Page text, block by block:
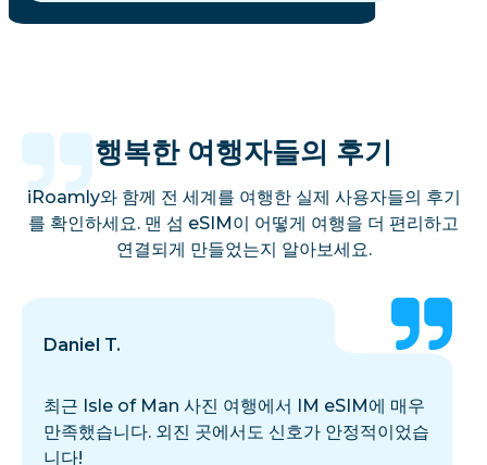
행복한 여행자들의 후기
iRoamly와 함께 전 세계를 여행한 실제 사용자들의 후기
를 확인하세요. 맨 섬 eSIM이 어떻게 여행을 더 편리하고
연결되게 만들었는지 알아보세요.
Daniel T.
최근 Isle of Man 사진 여행에서 IM eSIM에 매우
만족했습니다. 외진 곳에서도 신호가 안정적이었습
니다!